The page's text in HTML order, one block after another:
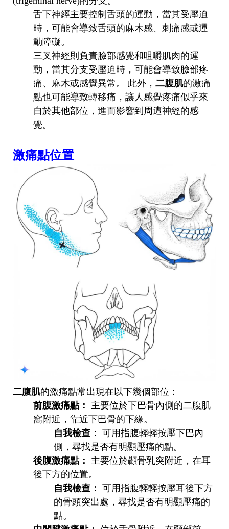
舌下神經主要控制舌頭的運動，當其受壓迫
時，可能會導致舌頭的麻木感、刺痛感或運
動障礙。
三叉神經則負責臉部感覺和咀嚼肌肉的運
動，當其分支受壓迫時，可能會導致臉部疼
痛、麻木或感覺異常。 此外，二腹肌的激痛
點也可能導致轉移痛，讓人感覺疼痛似乎來
自於其他部位，進而影響到周遭神經的感
覺。
激痛點位置
二腹肌的激痛點常出現在以下幾個部位：
前腹激痛點：
主要位於下巴骨內側的二腹肌
窩附近，靠近下巴骨的下緣。
自我檢查： 可用指腹輕輕按壓下巴內
側，尋找是否有明顯壓痛的點。
後腹激痛點：
主要位於顳骨乳突附近，在耳
後下方的位置。
自我檢查： 可用指腹輕輕按壓耳後下方
的骨頭突出處，尋找是否有明顯壓痛的
點。